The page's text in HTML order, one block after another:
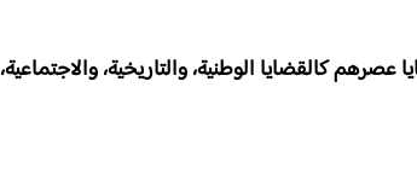
كالقضايا الوطنية، والتاريخية، والاجتماعية،